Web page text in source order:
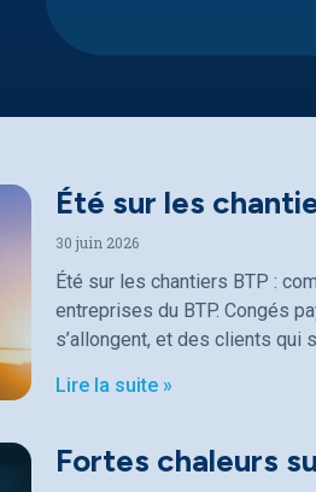
Été sur les
30 juin 2026
Été sur les chantiers BTP :
entreprises du BTP. Congés
s’allongent, et des clients qui
Lire la suite »
Fortes chaleurs